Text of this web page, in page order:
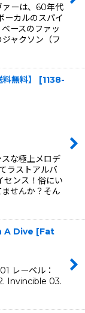
ーは、60年代
カルのスパイ
ースのファッ
ャクソン（フ
無料】 [1138-
な極上メロデ
ラストアルバ
ンス！俗にい
せんか？そん
A Dive [Fat
レーベル：
Invincible 03.